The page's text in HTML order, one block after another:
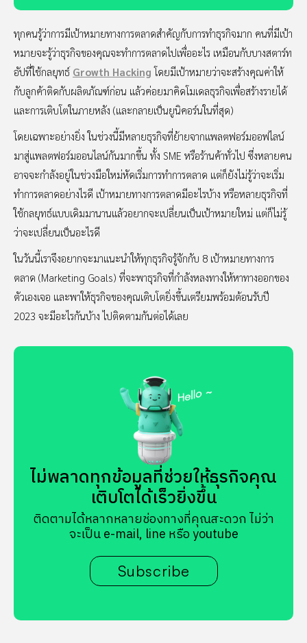
ทุกคนรู้ว่าการมีเป้าหมายทางการตลาดสำคัญกับการทำธุรกิจมาก คนที่มีเป้า
หมายจะรู้ว่าธุรกิจของคุณจะทำการตลาดไปเพื่ออะไร เหมือนกับบางสตาร์ท
อัปที่ใช้กลยุทธ์ Growth Hacking โดยมีเป้าหมายว่าจะสร้างคุณค่าให้
กับลูกค้าติดกับผลิตภัณฑ์ก่อน แล้วค่อยมาคิดโมเดลธุรกิจเพื่อสร้างรายได้
และการเติบโตในภายหลัง (และกลายเป็นยูนิคอร์นในที่สุด)
โดยเฉพาะอย่างยิ่ง ในช่วงนี้มีหลายธุรกิจที่ย้ายจากแพลตฟอร์มออฟไลน์
มาสู่แพลตฟอร์มออนไลน์กันมากขึ้น ทั้ง SME หรือร้านค้าทั่วไป ซึ่งหลายคน
อาจจะกำลังอยู่ในช่วงมือใหม่หัดเริ่มการทำการตลาด แต่ก็ยังไม่รู้ว่าจะเริ่ม
ทำการตลาดอย่างไรดี เป้าหมายทางการตลาดมีอะไรบ้าง หรือหลายธุรกิจที่
ใช้กลยุทธ์แบบเดิมมานานแล้วอยากจะเปลี่ยนเป็นเป้าหมายใหม่ แต่ก็ไม่รู้
ว่าจะเปลี่ยนเป็นอะไรดี
ในวันนี้เราจึงอยากจะมาแนะนำให้ทุกธุรกิจรู้จักกับ 8 เป้าหมายทางการ
ตลาด (Marketing Goals) ที่จะพาธุรกิจที่กำลังหลงทางให้หาทางออกของ
ตัวเองเจอ และพาให้ธุรกิจของคุณเติบโตยิ่งขึ้นเตรียมพร้อมต้อนรับปี
2023 จะมีอะไรกันบ้าง ไปติดตามกันต่อได้เลย
ไม่พลาดทุกข้อมูลที่ช่วยให้ธุรกิจคุณ
เติบโตได้เร็วยิ่งขึ้น
ติดตามได้หลากหลายช่องทางที่คุณสะดวก ไม่ว่า
จะเป็น e-mail, line หรือ youtube
Subscribe